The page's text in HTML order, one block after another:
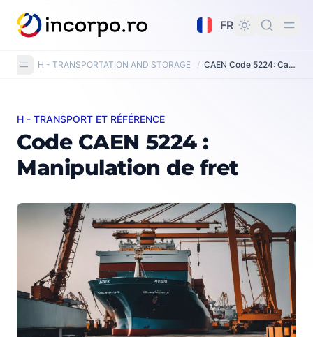
principal
FR
H - TRANSPORTATION AND STORAGE / CAEN Code 5224: Cargo handling
Code CAEN 5224 : Manipulation de fret
H - TRANSPORT ET RÉFÉRENCE
Code CAEN 5224 :
Manipulation de fret